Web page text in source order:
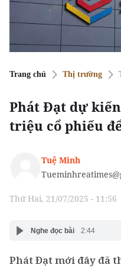
Trang chủ Thị trường
Phát Đạt dự
triệu cổ phiếu
Tuệ Minh
Thứ Hai, 21/07/2025 - 11:56
Nghe đọc bài 2:44
Phát Đạt mới đây đã